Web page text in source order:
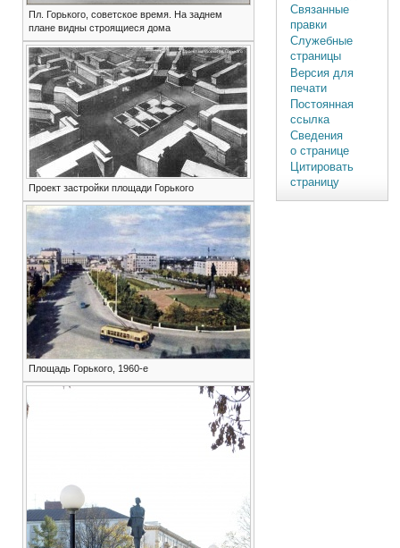
Пл. Горького, советское время. На заднем
плане видны строящиеся дома
Проект застройки площади Горького
Площадь Горького, 1960-е
Связанные
правки
Служебные
страницы
Версия для
печати
Постоянная
ссылка
Сведения
о странице
Цитировать
страницу